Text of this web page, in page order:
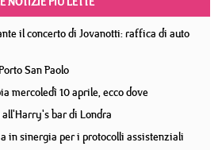
il concerto di Jovanotti: raffica di auto
San Paolo
mercoledì 10 aprile, ecco dove
all'Harry's bar di Londra
in sinergia per i protocolli assistenziali